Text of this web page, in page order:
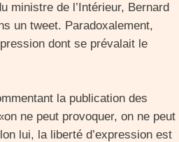
ministre de l’Intérieur, Bernard
un tweet. Paradoxalement,
dont se prévalait le
la publication des
ne peut provoquer, on ne peut
lui, la liberté d’expression est